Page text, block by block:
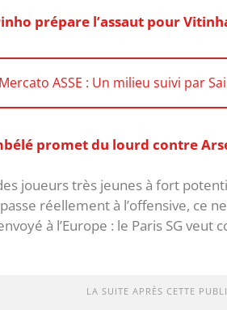
prépare l’assaut pour
Mercato ASSE : Un milieu suivi par
promet du lourd contre
des joueurs très jeunes à fort
réellement à l’offensive, ce
à l’Europe : le Paris SG
LA SUITE APRÈS CETTE